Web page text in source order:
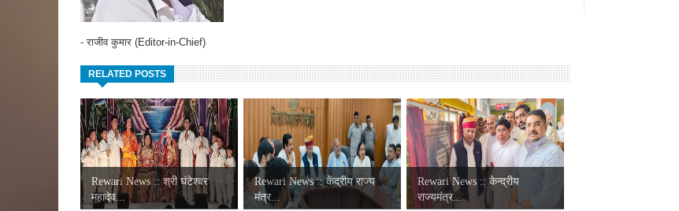
- राजीव कुमार (Editor-in-Chief)
RELATED POSTS
Rewari News :: श्री घंटेश्वर
महादेव...
Rewari News :: केंद्रीय राज्य
मंत्र...
Rewari News :: केन्द्रीय
राज्यमंत्र...